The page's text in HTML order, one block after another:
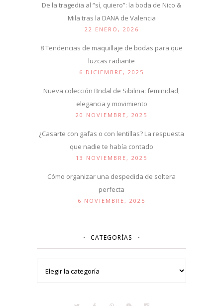
De la tragedia al “sí, quiero”: la boda de Nico &
Mila tras la DANA de Valencia
22 ENERO, 2026
8 Tendencias de maquillaje de bodas para que
luzcas radiante
6 DICIEMBRE, 2025
Nueva colección Bridal de Sibilina: feminidad,
elegancia y movimiento
20 NOVIEMBRE, 2025
¿Casarte con gafas o con lentillas? La respuesta
que nadie te había contado
13 NOVIEMBRE, 2025
Cómo organizar una despedida de soltera
perfecta
6 NOVIEMBRE, 2025
CATEGORÍAS